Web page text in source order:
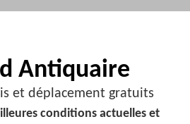
Antiquaire
et déplacement gratuits
conditions actuelles et